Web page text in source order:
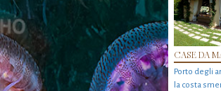
CASE DA
Porto degli
la costa